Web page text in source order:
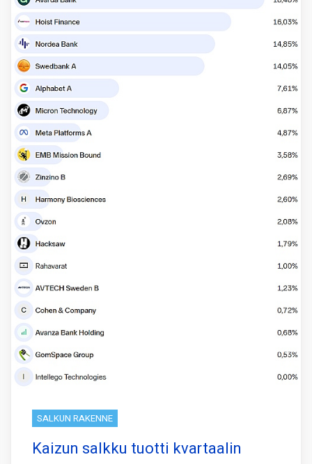
SALKUN RAKENNE
Kaizun salkku tuotti kvartaalin